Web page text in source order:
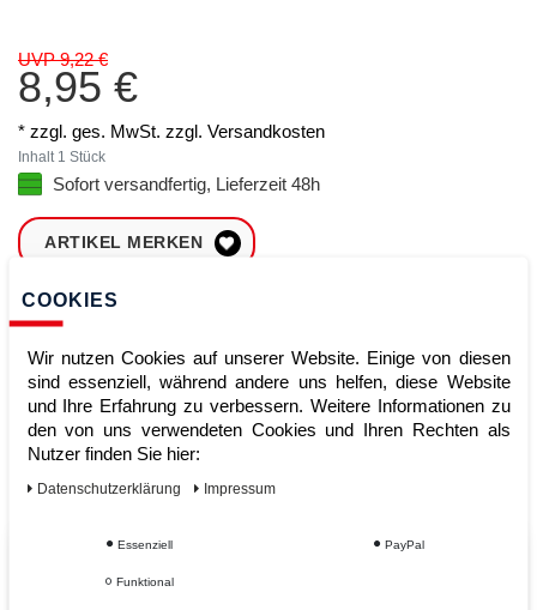
UVP 9,22 €
8,95 €
* zzgl. ges. MwSt. zzgl. Versandkosten
Inhalt 1 Stück
Sofort versandfertig, Lieferzeit 48h
ARTIKEL MERKEN
ZUM WARENKORB
Sofort lieferbar
Kauf auf Rechnung
COOKIES
Wir nutzen Cookies auf unserer Website. Einige von diesen
sind essenziell, während andere uns helfen, diese Website
und Ihre Erfahrung zu verbessern. Weitere Informationen zu
den von uns verwendeten Cookies und Ihren Rechten als
Nutzer finden Sie hier:
Daten­schutz­erklärung Impressum
Essenziell PayPal
Funktional